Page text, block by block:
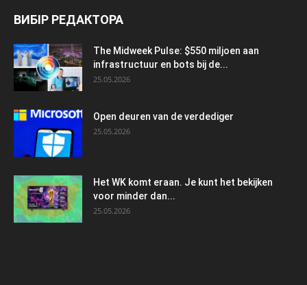
ВИБІР РЕДАКТОРА
The Midweek Pulse: $550 miljoen aan
infrastructuur en bots bij de...
25.05.2026
Open deuren van de verdediger
25.05.2026
Het WK komt eraan. Je kunt het bekijken
voor minder dan...
25.05.2026